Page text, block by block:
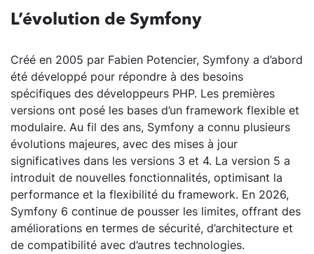
L’évolution de Symfony
Créé en 2005 par Fabien Potencier, Symfony a d’abord
été développé pour répondre à des besoins
spécifiques des développeurs PHP. Les premières
versions ont posé les bases d’un framework flexible et
modulaire. Au fil des ans, Symfony a connu plusieurs
évolutions majeures, avec des mises à jour
significatives dans les versions 3 et 4. La version 5 a
introduit de nouvelles fonctionnalités, optimisant la
performance et la flexibilité du framework. En 2026,
Symfony 6 continue de pousser les limites, offrant des
améliorations en termes de sécurité, d’architecture et
de compatibilité avec d’autres technologies.